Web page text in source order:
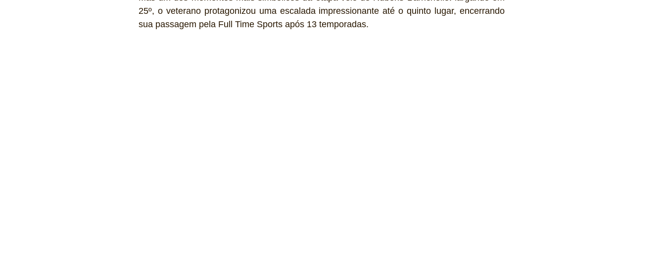
25º, o veterano protagonizou uma escalada impressionante até o quinto lugar, encerrando
sua passagem pela Full Time Sports após 13 temporadas.